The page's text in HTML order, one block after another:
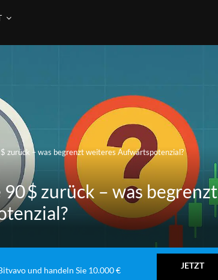
zurück – was begrenzt weiteres Aufwärtspotenzial?
$ zurück – was begrenzt
und handeln Sie 10.000 €
JETZT